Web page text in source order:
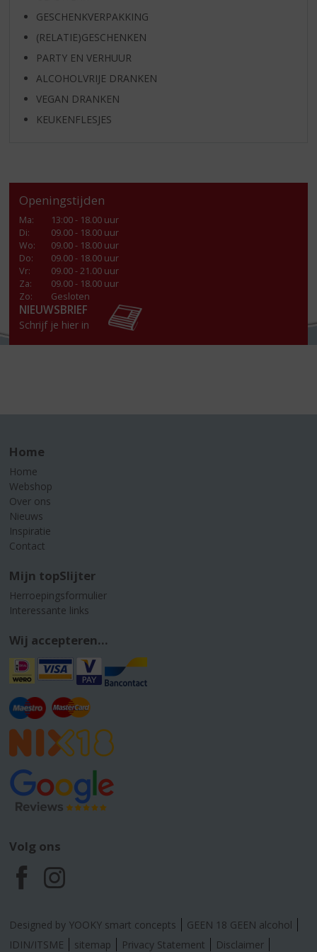
GESCHENKVERPAKKING
(RELATIE)GESCHENKEN
PARTY EN VERHUUR
ALCOHOLVRIJE DRANKEN
VEGAN DRANKEN
KEUKENFLESJES
Openingstijden
Ma:
13:00 - 18.00 uur
Di:
09.00 - 18.00 uur
Wo:
09.00 - 18.00 uur
Do:
09.00 - 18.00 uur
Vr:
09.00 - 21.00 uur
Za:
09.00 - 18.00 uur
Zo:
Gesloten
NIEUWSBRIEF
Schrijf je hier in
Home
Home
Webshop
Over ons
Nieuws
Inspiratie
Contact
Mijn topSlijter
Herroepingsformulier
Interessante links
Wij accepteren...
Volg ons
F
a
I
n
Designed by YOOKY smart concepts
GEEN 18 GEEN alcohol
IDIN/ITSME
sitemap Privacy Statement Disclaimer